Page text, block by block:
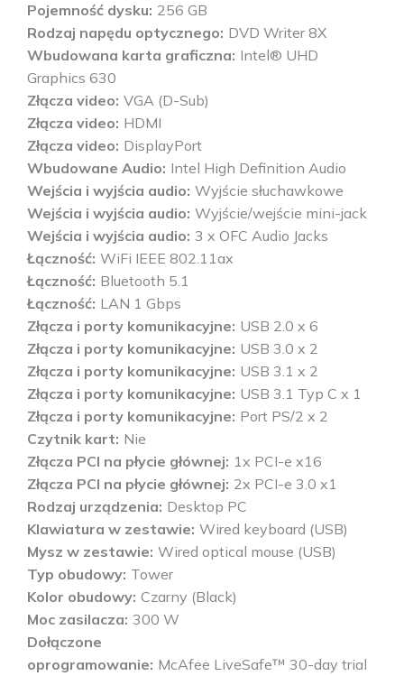
Pojemność dysku 256 GB
Rodzaj napędu optycznego DVD Writer 8X
Wbudowana karta graficzna Intel® UHD
Graphics 630
Złącza video VGA (D-Sub)
Złącza video HDMI
Złącza video DisplayPort
Wbudowane Audio Intel High Definition Audio
Wejścia i wyjścia audio Wyjście słuchawkowe
Wejścia i wyjścia audio Wyjście/wejście mini-jack
Wejścia i wyjścia audio 3 x OFC Audio Jacks
Łączność WiFi IEEE 802.11ax
Łączność Bluetooth 5.1
Łączność LAN 1 Gbps
Złącza i porty komunikacyjne USB 2.0 x 6
Złącza i porty komunikacyjne USB 3.0 x 2
Złącza i porty komunikacyjne USB 3.1 x 2
Złącza i porty komunikacyjne USB 3.1 Typ C x 1
Złącza i porty komunikacyjne Port PS/2 x 2
Czytnik kart Nie
Złącza PCI na płycie głównej 1x PCI-e x16
Złącza PCI na płycie głównej 2x PCI-e 3.0 x1
Rodzaj urządzenia Desktop PC
Klawiatura w zestawie Wired keyboard (USB)
Mysz w zestawie Wired optical mouse (USB)
Typ obudowy Tower
Kolor obudowy Czarny (Black)
Moc zasilacza 300 W
Dołączone
oprogramowanie McAfee LiveSafe™ 30-day trial